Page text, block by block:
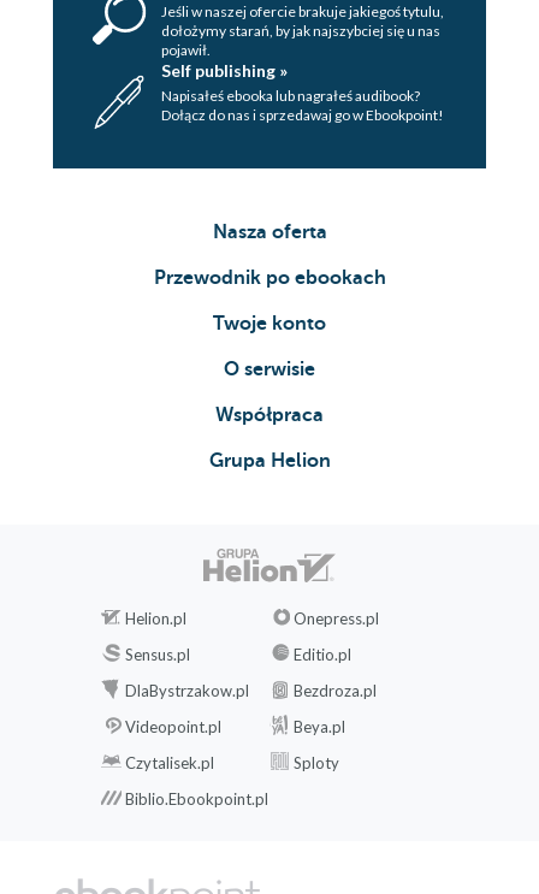
Jeśli w naszej ofercie brakuje jakiegoś tytulu,
dołożymy starań, by jak najszybciej się u nas
pojawił.
Self publishing »
Napisałeś ebooka lub nagrałeś audibook?
Dołącz do nas i sprzedawaj go w Ebookpoint!
Nasza oferta
Przewodnik po ebookach
Twoje konto
O serwisie
Współpraca
Grupa Helion
Helion.pl
Onepress.pl
Sensus.pl
Editio.pl
DlaBystrzakow.pl
Bezdroza.pl
Videopoint.pl
Beya.pl
Czytalisek.pl
Sploty
Biblio.Ebookpoint.pl